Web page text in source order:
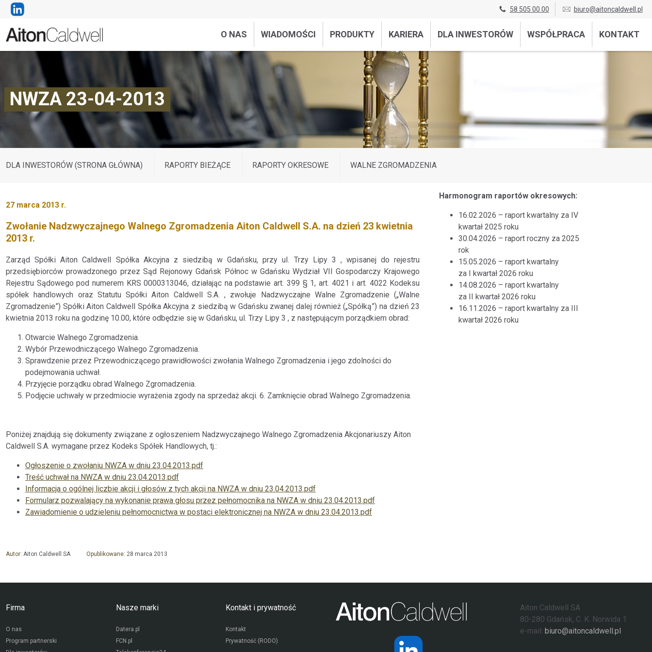
58 505 00 00 biuro@aitoncaldwell.pl
O NAS WIADOMOŚCI PRODUKTY KARIERA DLA INWESTORÓW WSPÓŁPRACA KONTAKT
NWZA 23-04-2013
DLA INWESTORÓW (STRONA GŁÓWNA) RAPORTY BIEŻĄCE RAPORTY OKRESOWE WALNE ZGROMADZENIA
27 marca 2013 r.
Zwołanie Nadzwyczajnego Walnego Zgromadzenia Aiton Caldwell S.A. na dzień 23 kwietnia
2013 r.
Zarząd Spółki Aiton Caldwell Spółka Akcyjna z siedzibą w Gdańsku, przy ul. Trzy Lipy 3 , wpisanej do rejestru
przedsiębiorców prowadzonego przez Sąd Rejonowy Gdańsk Północ w Gdańsku Wydział VII Gospodarczy Krajowego
Rejestru Sądowego pod numerem KRS 0000313046, działając na podstawie art. 399 § 1, art. 4021 i art. 4022 Kodeksu
spółek handlowych oraz Statutu Spółki Aiton Caldwell S.A. , zwołuje Nadzwyczajne Walne Zgromadzenie („Walne
Zgromadzenie”) Spółki Aiton Caldwell Spółka Akcyjna z siedzibą w Gdańsku zwanej dalej również („Spółką”) na dzień 23
kwietnia 2013 roku na godzinę 10.00, które odbędzie się w Gdańsku, ul. Trzy Lipy 3 , z następującym porządkiem obrad:
Otwarcie Walnego Zgromadzenia.
Wybór Przewodniczącego Walnego Zgromadzenia.
Sprawdzenie przez Przewodniczącego prawidłowości zwołania Walnego Zgromadzenia i jego zdolności do
podejmowania uchwał.
Przyjęcie porządku obrad Walnego Zgromadzenia.
Podjęcie uchwały w przedmiocie wyrażenia zgody na sprzedaż akcji. 6. Zamknięcie obrad Walnego Zgromadzenia.
Poniżej znajdują się dokumenty związane z ogłoszeniem Nadzwyczajnego Walnego Zgromadzenia Akcjonariuszy Aiton
Caldwell S.A. wymagane przez Kodeks Spółek Handlowych, tj.:
Ogłoszenie o zwołaniu NWZA w dniu 23.04.2013.pdf
Treść uchwał na NWZA w dniu 23.04.2013.pdf
Informacja o ogólnej liczbie akcji i głosów z tych akcji na NWZA w dniu 23.04.2013.pdf
Formularz pozwalający na wykonanie prawa głosu przez pełnomocnika na NWZA w dniu 23.04.2013.pdf
Zawiadomienie o udzieleniu pełnomocnictwa w postaci elektronicznej na NWZA w dniu 23.04.2013.pdf
Harmonogram raportów okresowych:
16.02.2026 – raport kwartalny za IV
kwartał 2025 roku
30.04.2026 – raport roczny za 2025
rok
15.05.2026 – raport kwartalny
za I kwartał 2026 roku
14.08.2026 – raport kwartalny
za II kwartał 2026 roku
16.11.2026 – raport kwartalny za III
kwartał 2026 roku
Autor: Aiton Caldwell SA Opublikowane: 28 marca 2013
Firma
O nas
Program partnerski
Nasze marki
Datera.pl
FCN.pl
Kontakt i prywatność
Kontakt
Prywatność (RODO)
Aiton Caldwell SA
80-280 Gdańsk, C. K. Norwida 1
e-mail: biuro@aitoncaldwell.pl